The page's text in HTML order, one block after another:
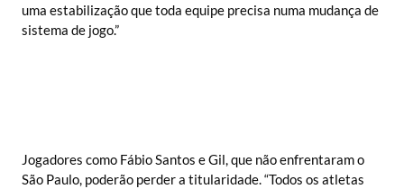
uma estabilização que toda equipe precisa numa mudança de
sistema de jogo.”
Jogadores como Fábio Santos e Gil, que não enfrentaram o
São Paulo, poderão perder a titularidade. “Todos os atletas